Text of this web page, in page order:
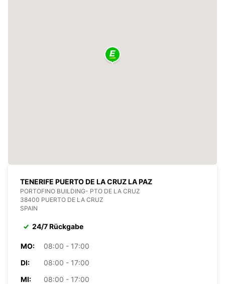
TENERIFE PUERTO DE LA CRUZ LA PAZ
PORTOFINO BUILDING- PTO DE LA CRUZ
38400 PUERTO DE LA CRUZ
SPAIN
24/7 Rückgabe
MO:
08:00 - 17:00
DI:
08:00 - 17:00
MI:
08:00 - 17:00